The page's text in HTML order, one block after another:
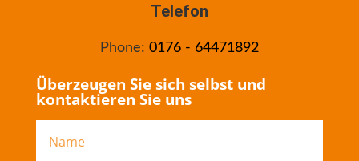
Telefon
Phone: 0176 - 64471892
Überzeugen Sie sich selbst und
kontaktieren Sie uns